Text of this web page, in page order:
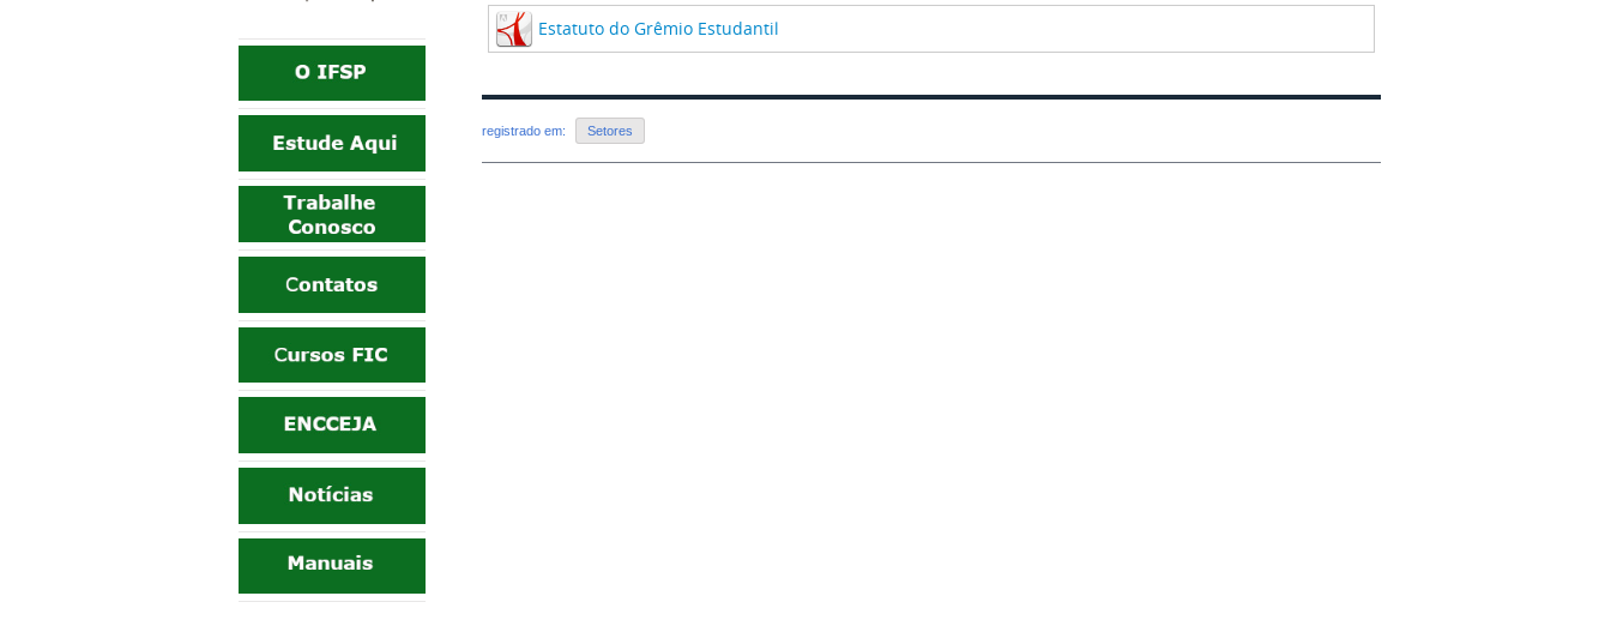
Estatuto do Grêmio Estudantil
registrado em: Setores